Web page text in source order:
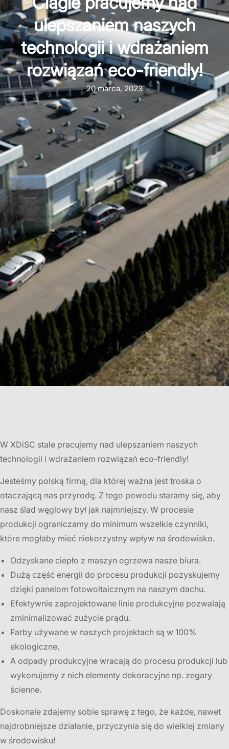
ulepszaniem naszych
technologii i wdrażaniem
rozwiązań eco-friendly!
20 marca, 2023
W XDiSC stale pracujemy nad ulepszaniem naszych
technologii i wdrażaniem rozwiązań eco-friendly!
Jesteśmy polską firmą, dla której ważna jest troska o
otaczającą nas przyrodę. Z tego powodu staramy się, aby
nasz ślad węglowy był jak najmniejszy. W procesie
produkcji ograniczamy do minimum wszelkie czynniki,
które mogłaby mieć niekorzystny wpływ na środowisko.
Odzyskane ciepło z maszyn ogrzewa nasze biura.
Dużą część energii do procesu produkcji pozyskujemy
dzięki panelom fotowoltaicznym na naszym dachu.
Efektywnie zaprojektowane linie produkcyjne pozwalają
zminimalizować zużycie prądu.
Farby używane w naszych projektach są w 100%
ekologiczne,
A odpady produkcyjne wracają do procesu produkcji lub
wykonujemy z nich elementy dekoracyjne np. zegary
ścienne.
Doskonale zdajemy sobie sprawę z tego, że każde, nawet
najdrobniejsze działanie, przyczynia się do wielkiej zmiany
w środowisku!